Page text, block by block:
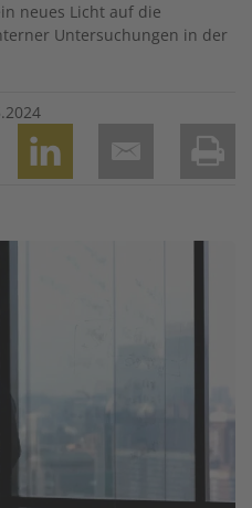
neues Licht auf die
Untersuchungen in der